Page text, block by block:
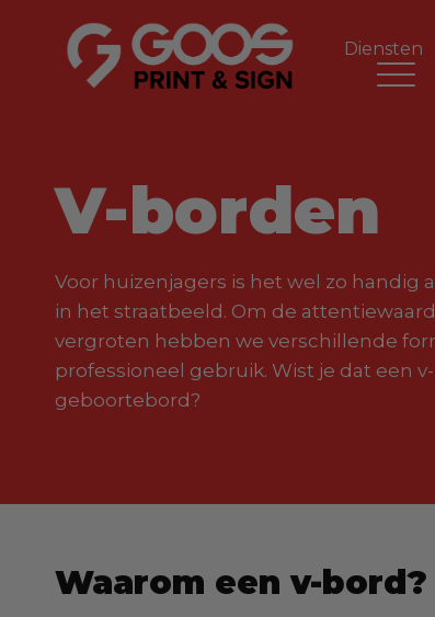
Diensten
V-borden
Voor huizenjagers is het wel zo handig
in het straatbeeld. Om de
vergroten hebben we verschillende
professioneel gebruik. Wist je dat een
geboortebord?
Waarom een v-bord?